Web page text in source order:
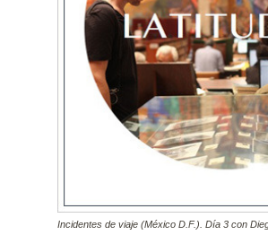
Incidentes de viaje (México D.F.). Día 3 con